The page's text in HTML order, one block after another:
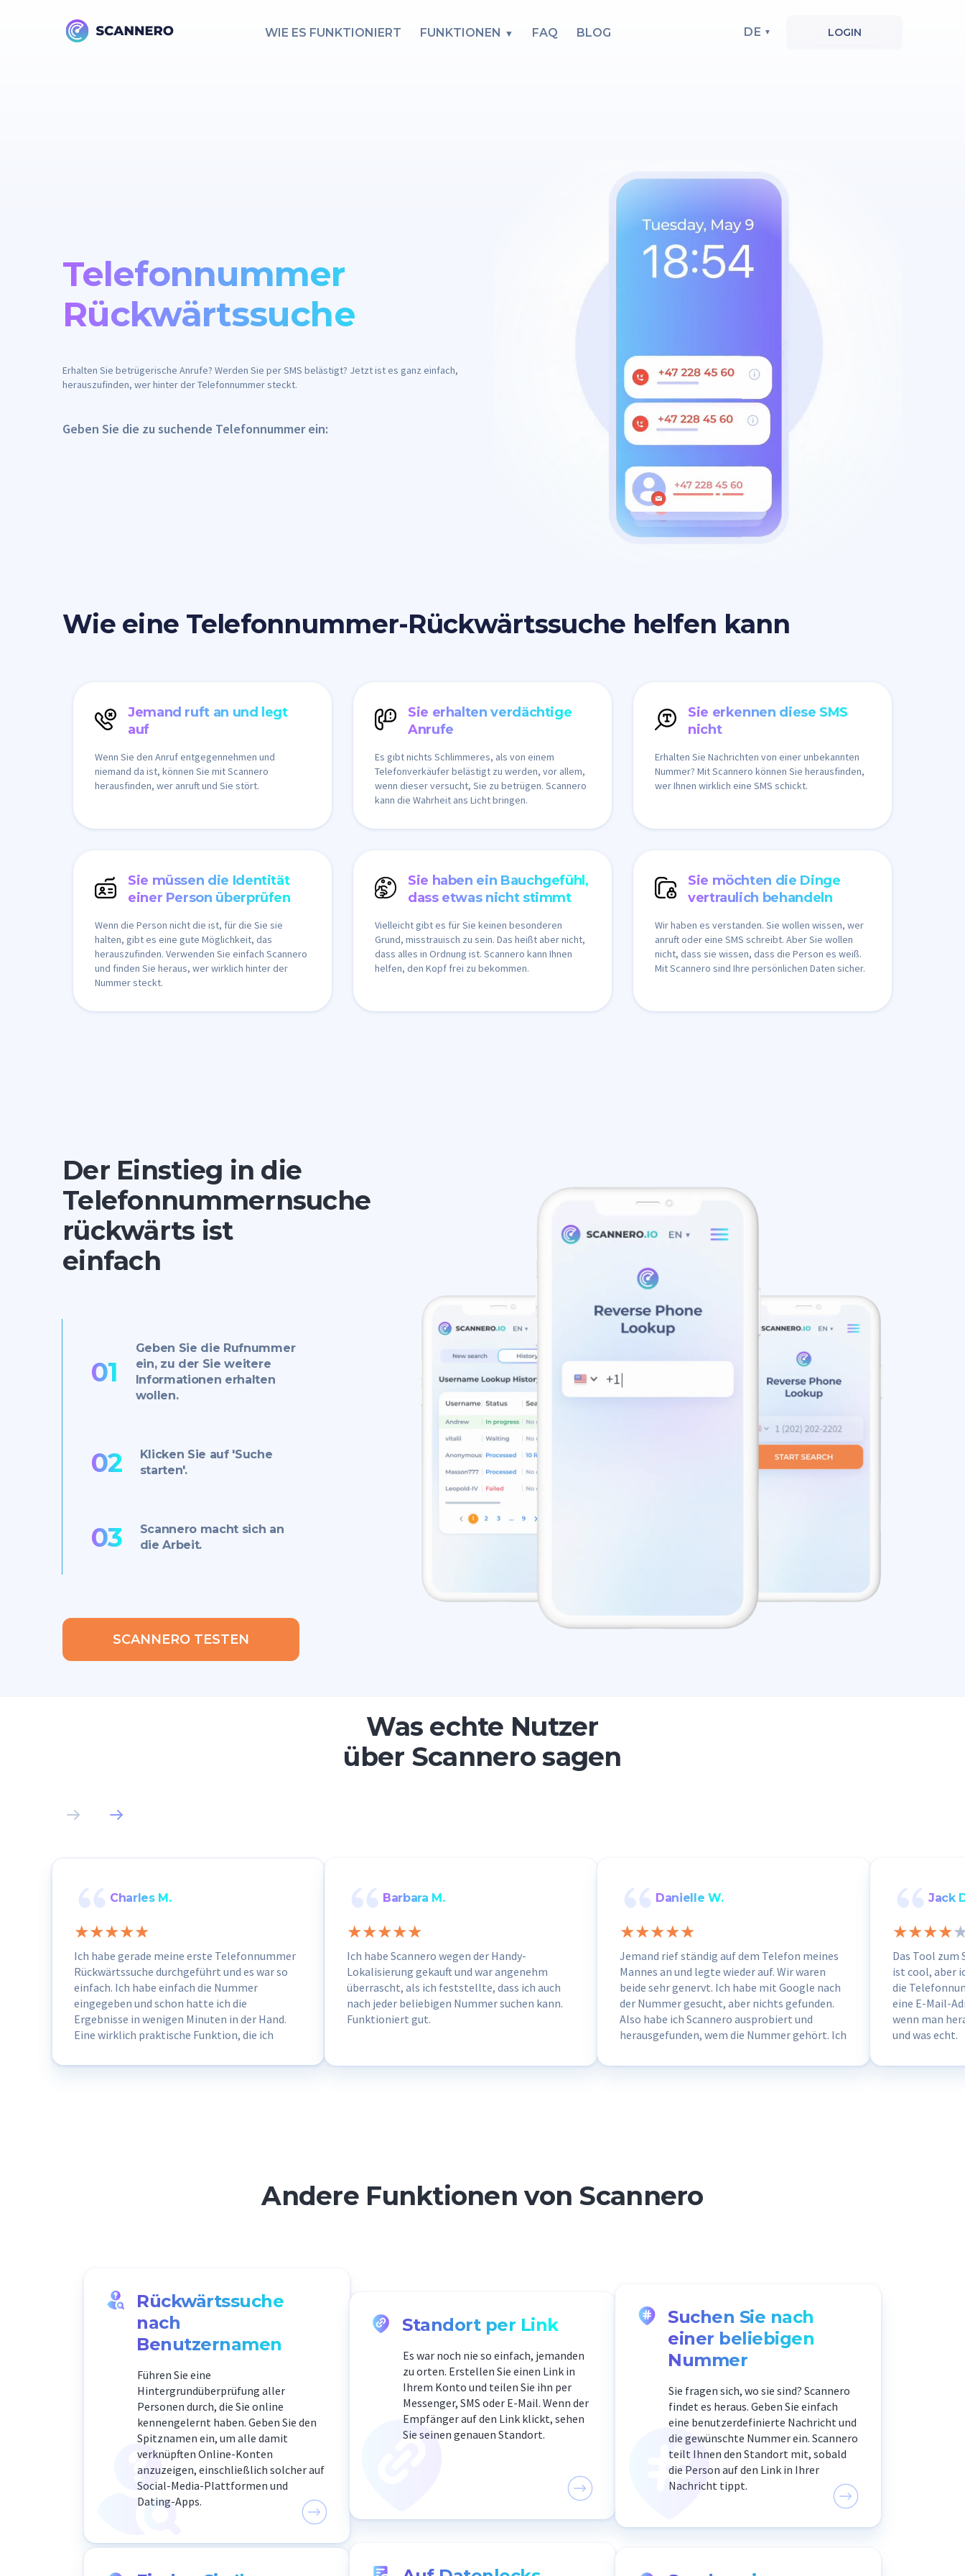
WIE ES FUNKTIONIERT FUNKTIONEN FAQ BLOG DE LOGIN
Telefonnummer
Rückwärtssuche
Erhalten Sie betrügerische Anrufe? Werden Sie per SMS belästigt? Jetzt ist es ganz einfach,
herauszufinden, wer hinter der Telefonnummer steckt.
Geben Sie die zu suchende Telefonnummer ein:
Wie eine Telefonnummer-Rückwärtssuche helfen kann
Jemand ruft an und legt
auf
Wenn Sie den Anruf entgegennehmen und
niemand da ist, können Sie mit Scannero
herausfinden, wer anruft und Sie stört.
Sie erhalten verdächtige
Anrufe
Es gibt nichts Schlimmeres, als von einem
Telefonverkäufer belästigt zu werden, vor allem,
wenn dieser versucht, Sie zu betrügen. Scannero
kann die Wahrheit ans Licht bringen.
Sie erkennen diese SMS
nicht
Erhalten Sie Nachrichten von einer unbekannten
Nummer? Mit Scannero können Sie herausfinden,
wer Ihnen wirklich eine SMS schickt.
Sie müssen die Identität
einer Person überprüfen
Wenn die Person nicht die ist, für die Sie sie
halten, gibt es eine gute Möglichkeit, das
herauszufinden. Verwenden Sie einfach Scannero
und finden Sie heraus, wer wirklich hinter der
Nummer steckt.
Sie haben ein Bauchgefühl,
dass etwas nicht stimmt
Vielleicht gibt es für Sie keinen besonderen
Grund, misstrauisch zu sein. Das heißt aber nicht,
dass alles in Ordnung ist. Scannero kann Ihnen
helfen, den Kopf frei zu bekommen.
Sie möchten die Dinge
vertraulich behandeln
Wir haben es verstanden. Sie wollen wissen, wer
anruft oder eine SMS schreibt. Aber Sie wollen
nicht, dass sie wissen, dass die Person es weiß.
Mit Scannero sind Ihre persönlichen Daten sicher.
Der Einstieg in die
Telefonnummernsuche
rückwärts ist
einfach
01
Geben Sie die Rufnummer
ein, zu der Sie weitere
Informationen erhalten
wollen.
02
Klicken Sie auf 'Suche
starten'.
03
Scannero macht sich an
die Arbeit.
SCANNERO TESTEN
Was echte Nutzer
über Scannero sagen
Charles M.
Ich habe gerade meine erste Telefonnummer
Rückwärtssuche durchgeführt und es war so
einfach. Ich habe einfach die Nummer
eingegeben und schon hatte ich die
Ergebnisse in wenigen Minuten in der Hand.
Eine wirklich praktische Funktion, die ich
Barbara M.
Ich habe Scannero wegen der Handy-
Lokalisierung gekauft und war angenehm
überrascht, als ich feststellte, dass ich auch
nach jeder beliebigen Nummer suchen kann.
Funktioniert gut.
Danielle W.
Jemand rief ständig auf dem Telefon meines
Mannes an und legte wieder auf. Wir waren
beide sehr genervt. Ich habe mit Google nach
der Nummer gesucht, aber nichts gefunden.
Also habe ich Scannero ausprobiert und
herausgefunden, wem die Nummer gehört. Ich
Jack
Das Tool zum
ist cool, aber
die
eine E-Mail-
wenn man
und was echt.
Andere Funktionen von Scannero
Rückwärtssuche
nach
Benutzernamen
Führen Sie eine
Hintergrundüberprüfung aller
Personen durch, die Sie online
kennengelernt haben. Geben Sie den
Spitznamen ein, um alle damit
verknüpften Online-Konten
anzuzeigen, einschließlich solcher auf
Social-Media-Plattformen und
Dating-Apps.
Standort per Link
Es war noch nie so einfach, jemanden
zu orten. Erstellen Sie einen Link in
Ihrem Konto und teilen Sie ihn per
Messenger, SMS oder E-Mail. Wenn der
Empfänger auf den Link klickt, sehen
Sie seinen genauen Standort.
Suchen Sie nach
einer beliebigen
Nummer
Sie fragen sich, wo sie sind? Scannero
findet es heraus. Geben Sie einfach
eine benutzerdefinierte Nachricht und
die gewünschte Nummer ein. Scannero
teilt Ihnen den Standort mit, sobald
die Person auf den Link in Ihrer
Nachricht tippt.